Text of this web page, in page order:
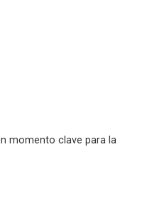
momento clave para la